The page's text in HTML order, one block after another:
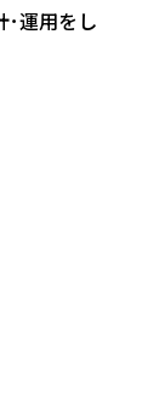
･運用をし